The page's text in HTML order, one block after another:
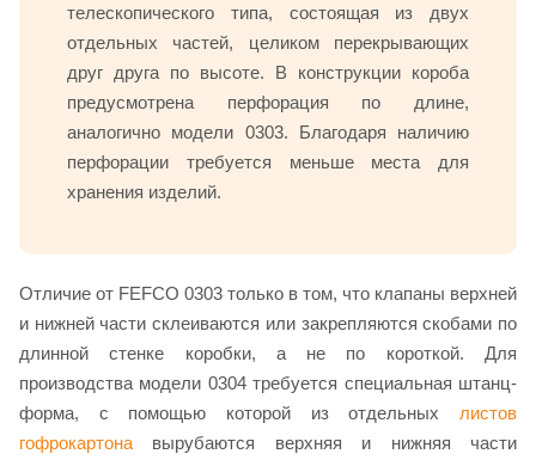
телескопического типа, состоящая из двух
отдельных частей, целиком перекрывающих
друг друга по высоте. В конструкции короба
предусмотрена перфорация по длине,
аналогично модели 0303. Благодаря наличию
перфорации требуется меньше места для
хранения изделий.
Отличие от FEFCO 0303 только в том, что клапаны верхней
и нижней части склеиваются или закрепляются скобами по
длинной стенке коробки, а не по короткой. Для
производства модели 0304 требуется специальная штанц-
форма, с помощью которой из отдельных листов
гофрокартона вырубаются верхняя и нижняя части